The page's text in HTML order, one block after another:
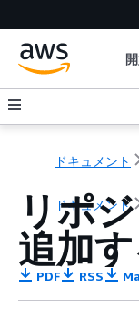
ドキュメント
ドキュメント
リポ
追加
PDF RSS